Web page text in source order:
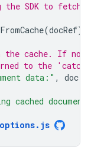
the SDK to fetch
(docRef);
the cache. If no
to the 'catch'
data:" , doc
cached document:"
. js